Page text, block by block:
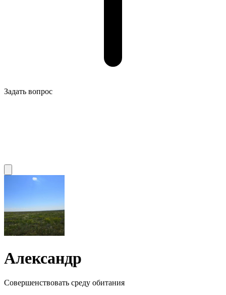
Задать вопрос
Александр
Совершенствовать среду обитания